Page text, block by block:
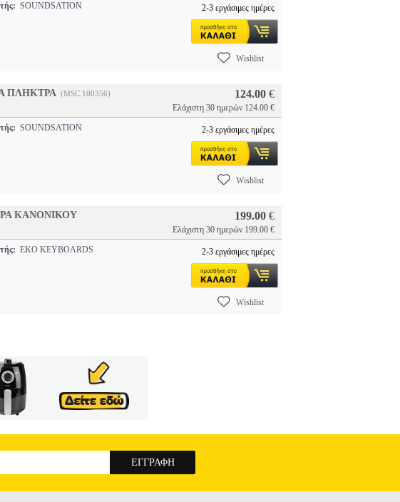
SOUNDSATION 2-3 εργάσιμες ημέρες
Wishlist
ΠΛΗΚΤΡΑ (MSC.100356) 124.00 €
Ελάχιστη 30 ημερών 124.00 €
SOUNDSATION 2-3 εργάσιμες ημέρες
Wishlist
ΚΑΝΟΝΙΚΟΥ
199.00 €
Ελάχιστη 30 ημερών 199.00 €
EKO KEYBOARDS 2-3 εργάσιμες ημέρες
Wishlist